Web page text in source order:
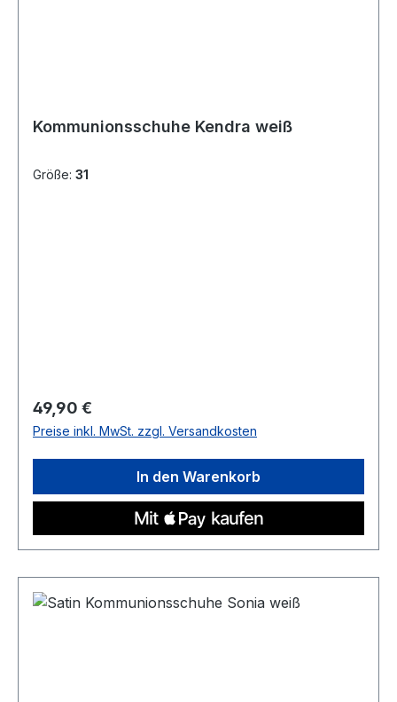
Kommunionsschuhe Kendra weiß
Größe: 31
Regulärer Preis:
49,90 €
Preise inkl. MwSt. zzgl. Versandkosten
In den Warenkorb